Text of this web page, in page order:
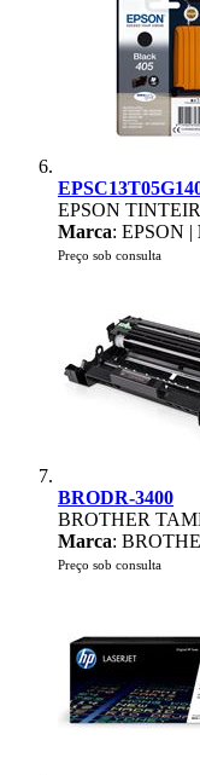
EPSON
Marca: EPSON |
Preço sob consulta
BRODR-3400
BROTHER
Marca:
Preço sob consulta